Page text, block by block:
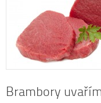
Brambory